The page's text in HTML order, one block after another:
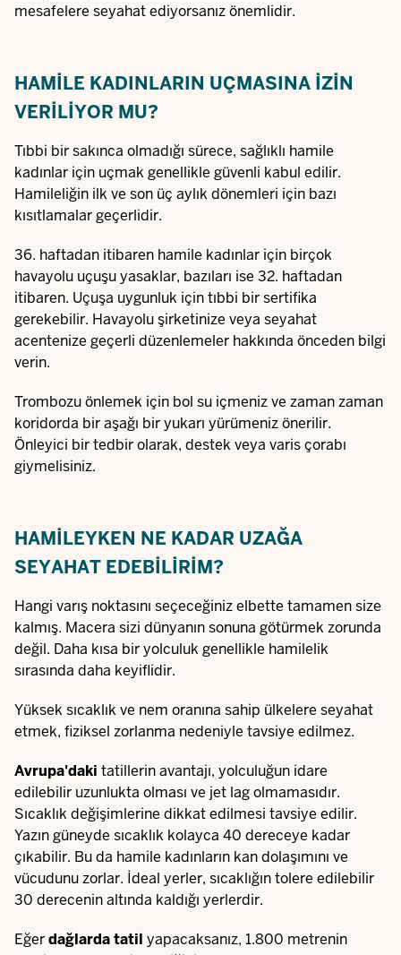
mesafelere seyahat ediyorsanız önemlidir.
HAMILE KADINLARIN UÇMASINA IZIN
VERILIYOR MU?
Tıbbi bir sakınca olmadığı sürece, sağlıklı hamile
kadınlar için uçmak genellikle güvenli kabul edilir.
Hamileliğin ilk ve son üç aylık dönemleri için bazı
kısıtlamalar geçerlidir.
36. haftadan itibaren hamile kadınlar için birçok
havayolu uçuşu yasaklar, bazıları ise 32. haftadan
itibaren. Uçuşa uygunluk için tıbbi bir sertifika
gerekebilir. Havayolu şirketinize veya seyahat
acentenize geçerli düzenlemeler hakkında önceden bilgi
verin.
Trombozu önlemek için bol su içmeniz ve zaman zaman
koridorda bir aşağı bir yukarı yürümeniz önerilir.
Önleyici bir tedbir olarak, destek veya varis çorabı
giymelisiniz.
HAMILEYKEN NE KADAR UZAĞA
SEYAHAT EDEBILIRIM?
Hangi varış noktasını seçeceğiniz elbette tamamen size
kalmış. Macera sizi dünyanın sonuna götürmek zorunda
değil. Daha kısa bir yolculuk genellikle hamilelik
sırasında daha keyiflidir.
Yüksek sıcaklık ve nem oranına sahip ülkelere seyahat
etmek, fiziksel zorlanma nedeniyle tavsiye edilmez.
Avrupa'daki tatillerin avantajı, yolculuğun idare
edilebilir uzunlukta olması ve jet lag olmamasıdır.
Sıcaklık değişimlerine dikkat edilmesi tavsiye edilir.
Yazın güneyde sıcaklık kolayca 40 dereceye kadar
çıkabilir. Bu da hamile kadınların kan dolaşımını ve
vücudunu zorlar. İdeal yerler, sıcaklığın tolere edilebilir
30 derecenin altında kaldığı yerlerdir.
Eğerdağlarda tatil yapacaksanız, 1.800 metrenin